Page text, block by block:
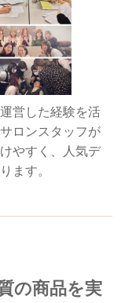
営した経験を活
ロンスタッフが
やすく、人気デ
ます。
の商品を実